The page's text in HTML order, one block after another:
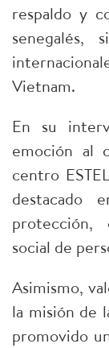
respaldo y
senegalés,
Vietnam.
En su
emoción al
centro
protección,
social de
Asimismo,
la misión de
promovido